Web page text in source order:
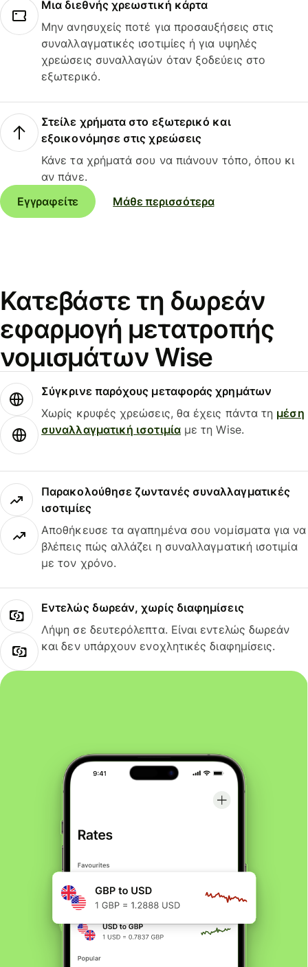
Μια διεθνής χρεωστική κάρτα
Μην ανησυχείς ποτέ για προσαυξήσεις στις
συναλλαγματικές ισοτιμίες ή για υψηλές
χρεώσεις συναλλαγών όταν ξοδεύεις στο
εξωτερικό.
Στείλε χρήματα στο εξωτερικό και
εξοικονόμησε στις χρεώσεις
Κάνε τα χρήματά σου να πιάνουν τόπο, όπου κι
αν πάνε.
Εγγραφείτε
Μάθε περισσότερα
Κατεβάστε τη δωρεάν
εφαρμογή μετατροπής
νομισμάτων Wise
Σύγκρινε παρόχους μεταφοράς χρημάτων
Χωρίς κρυφές χρεώσεις, θα έχεις πάντα τη μέση
συναλλαγματική ισοτιμίαμε τη Wise.
Παρακολούθησε ζωντανές συναλλαγματικές
ισοτιμίες
Αποθήκευσε τα αγαπημένα σου νομίσματα για να
βλέπεις πώς αλλάζει η συναλλαγματική ισοτιμία
με τον χρόνο.
Εντελώς δωρεάν, χωρίς διαφημίσεις
Λήψη σε δευτερόλεπτα. Είναι εντελώς δωρεάν
και δεν υπάρχουν ενοχλητικές διαφημίσεις.